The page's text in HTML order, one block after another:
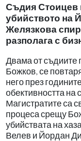
Съдия Стоицев
убийството на
Желязкова
разполага с
Двама от съдиите
Божков, се
него през
обективността на
Магистратите са
процеса срещу
убийствата на
Велев и Йордан